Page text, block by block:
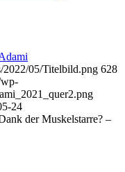
2022/05/Titelbild.png 628
wp-
24
der Muskelstarre? –